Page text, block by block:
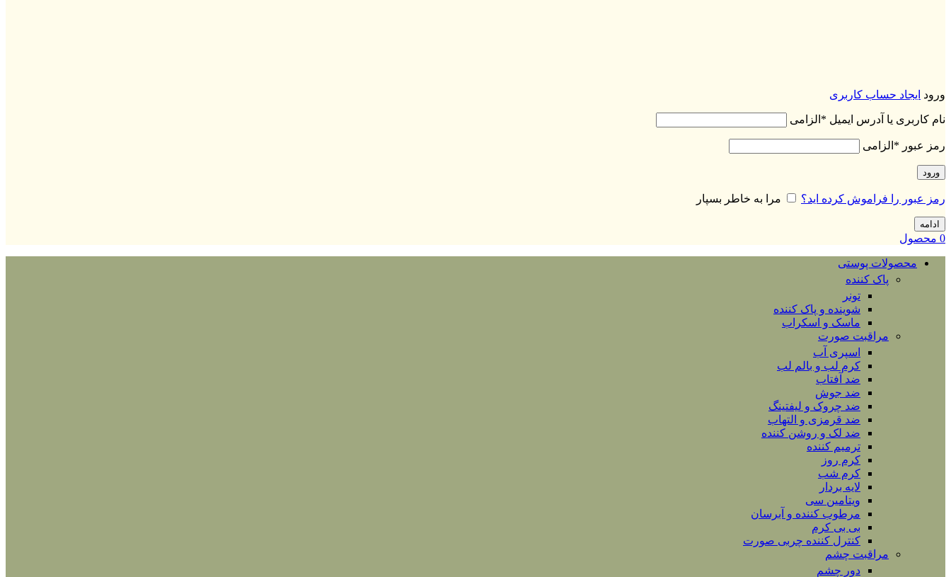
ورود ایجاد حساب کاربری
نام کاربری یا آدرس ایمیل * الزامی
رمز عبور * الزامی
ورود
رمز عبور را فراموش کرده اید؟ مرا به خاطر بسپار
ادامه
0 محصول
محصولات پوستی
پاک کننده
تونر
شوینده و پاک کننده
ماسک و اسکراب
مراقبت صورت
اسپری آب
کرم لب و بالم لب
ضد آفتاب
ضد جوش
ضد چروک و لیفتینگ
ضد قرمزی و التهاب
ضد لک و روشن کننده
ترمیم کننده
کرم روز
کرم شب
لایه بردار
ویتامین سی
مرطوب کننده و آبرسان
بی بی کرم
کنترل کننده چربی صورت
مراقبت چشم
دور چشم